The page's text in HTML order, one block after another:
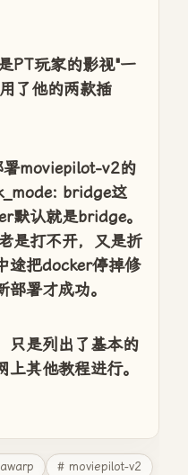
PT玩家的影视"一
了他的两款插
署moviepilot-v2的
bridge这
默认就是bridge。
是打不开，又是折
途把docker停掉修
署才成功。
只是列出了基本的
其他教程进行。
# moviepilot-v2